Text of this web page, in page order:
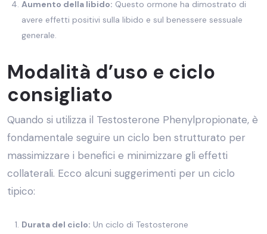
Aumento della libido: Questo ormone ha dimostrato di
avere effetti positivi sulla libido e sul benessere sessuale
generale.
Modalità d’uso e ciclo
consigliato
Quando si utilizza il Testosterone Phenylpropionate, è
fondamentale seguire un ciclo ben strutturato per
massimizzare i benefici e minimizzare gli effetti
collaterali. Ecco alcuni suggerimenti per un ciclo
tipico:
Durata del ciclo: Un ciclo di Testosterone